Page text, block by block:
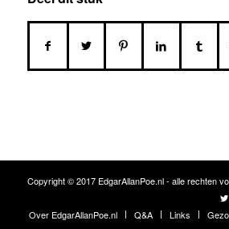
Copyright © 2017 EdgarAllanPoe.nl - alle rechten
Over EdgarAllanPoe.nl Q&A Links